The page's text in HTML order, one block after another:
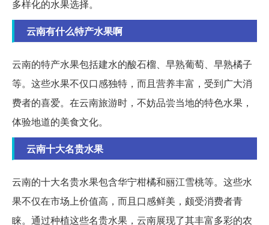
多样化的水果选择。
云南有什么特产水果啊
云南的特产水果包括建水的酸石榴、早熟葡萄、早熟橘子
等。这些水果不仅口感独特，而且营养丰富，受到广大消
费者的喜爱。在云南旅游时，不妨品尝当地的特色水果，
体验地道的美食文化。
云南十大名贵水果
云南的十大名贵水果包含华宁柑橘和丽江雪桃等。这些水
果不仅在市场上价值高，而且口感鲜美，颇受消费者青
睐。通过种植这些名贵水果，云南展现了其丰富多彩的农